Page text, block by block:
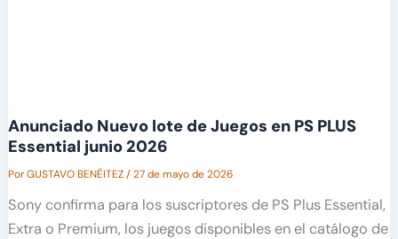
Anunciado Nuevo lote de Juegos en PS PLUS
Essential junio 2026
PorGUSTAVO BENÉITEZ/27 de mayo de 2026
Sony confirma para los suscriptores de PS Plus Essential,
Extra o Premium, los juegos disponibles en el catálogo de